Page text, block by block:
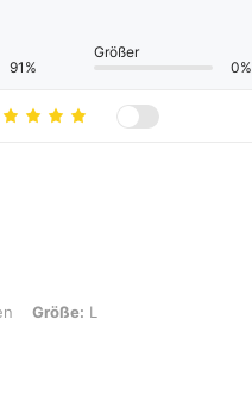
91%
Größer
0%
L Größe: L